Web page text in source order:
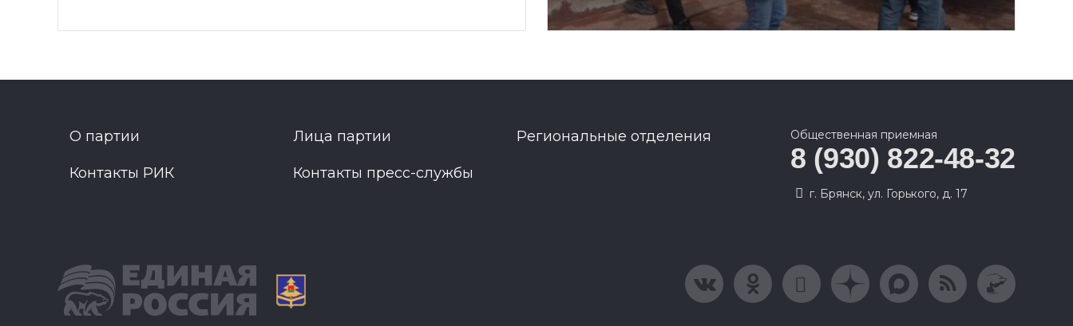
О партии Лица партии Региональные отделения
Контакты РИК Контакты пресс-службы
Общественная приемная
8 (930) 822-48-32
г. Брянск, ул. Горького, д. 17